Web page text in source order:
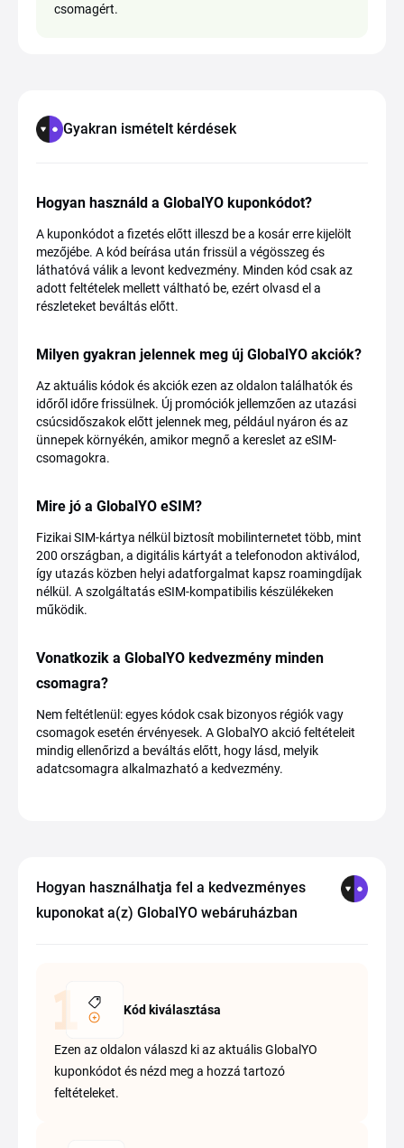
csomagért.
Gyakran ismételt kérdések
Hogyan használd a GlobalYO kuponkódot?
A kuponkódot a fizetés előtt illeszd be a kosár erre kijelölt
mezőjébe. A kód beírása után frissül a végösszeg és
láthatóvá válik a levont kedvezmény. Minden kód csak az
adott feltételek mellett váltható be, ezért olvasd el a
részleteket beváltás előtt.
Milyen gyakran jelennek meg új GlobalYO akciók?
Az aktuális kódok és akciók ezen az oldalon találhatók és
időről időre frissülnek. Új promóciók jellemzően az utazási
csúcsidőszakok előtt jelennek meg, például nyáron és az
ünnepek környékén, amikor megnő a kereslet az eSIM-
csomagokra.
Mire jó a GlobalYO eSIM?
Fizikai SIM-kártya nélkül biztosít mobilinternetet több, mint
200 országban, a digitális kártyát a telefonodon aktiválod,
így utazás közben helyi adatforgalmat kapsz roamingdíjak
nélkül. A szolgáltatás eSIM-kompatibilis készülékeken
működik.
Vonatkozik a GlobalYO kedvezmény minden
csomagra?
Nem feltétlenül: egyes kódok csak bizonyos régiók vagy
csomagok esetén érvényesek. A GlobalYO akció feltételeit
mindig ellenőrizd a beváltás előtt, hogy lásd, melyik
adatcsomagra alkalmazható a kedvezmény.
Hogyan használhatja fel a kedvezményes
kuponokat a(z) GlobalYO webáruházban
Kód kiválasztása
Ezen az oldalon válaszd ki az aktuális GlobalYO
kuponkódot és nézd meg a hozzá tartozó
feltételeket.